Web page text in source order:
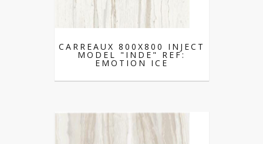
CARREAUX 800X800 INJECT
MODEL "INDE" REF:
EMOTION ICE